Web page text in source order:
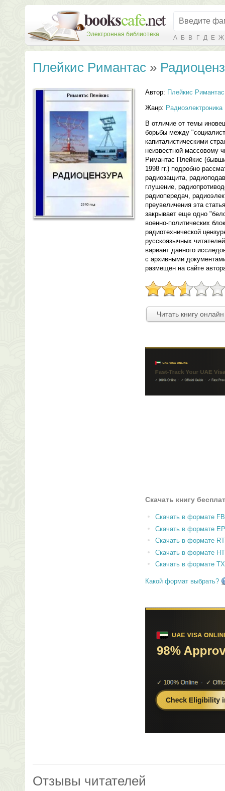
Электронная библиотека А Б В Г Д Е Ж
Плейкис Римантас »
Автор: Плейкис Римантас
Жанр: Радиоэлектроника
В отличие от темы
борьбы между
капиталистическими
неизвестной массовому
Римантас Плейкис
1998 гг.) подробно
радиозащита,
глушение,
радиопередач,
преувеличения эта
закрывает еще одно
военно-политических
радиотехнической
русскоязычных
вариант данного
с архивными
размещен на сайте
Читать книгу
Скачать книгу
Скачать в формате
Скачать в формате
Скачать в формате
Скачать в формате
Скачать в формате
Какой формат выбрать?
Отзывы читателей